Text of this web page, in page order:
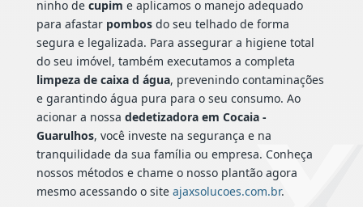
ninho de cupim e aplicamos o manejo adequado
para afastar pombosdo seu telhado de forma
segura e legalizada. Para assegurar a higiene total
do seu imóvel, também executamos a completa
limpeza de caixa d água, prevenindo contaminações
e garantindo água pura para o seu consumo. Ao
acionar a nossa dedetizadora em Cocaia -
Guarulhos, você investe na segurança e na
tranquilidade da sua família ou empresa. Conheça
nossos métodos e chame o nosso plantão agora
mesmo acessando o site ajaxsolucoes.com.br.